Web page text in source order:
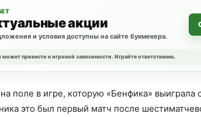
акции
и условия доступны на сайте букмекера.
может привести к игровой зависимости. Играйте ответственно.
поле в игре, которую «Бенфика» выиграла
это был первый матч после